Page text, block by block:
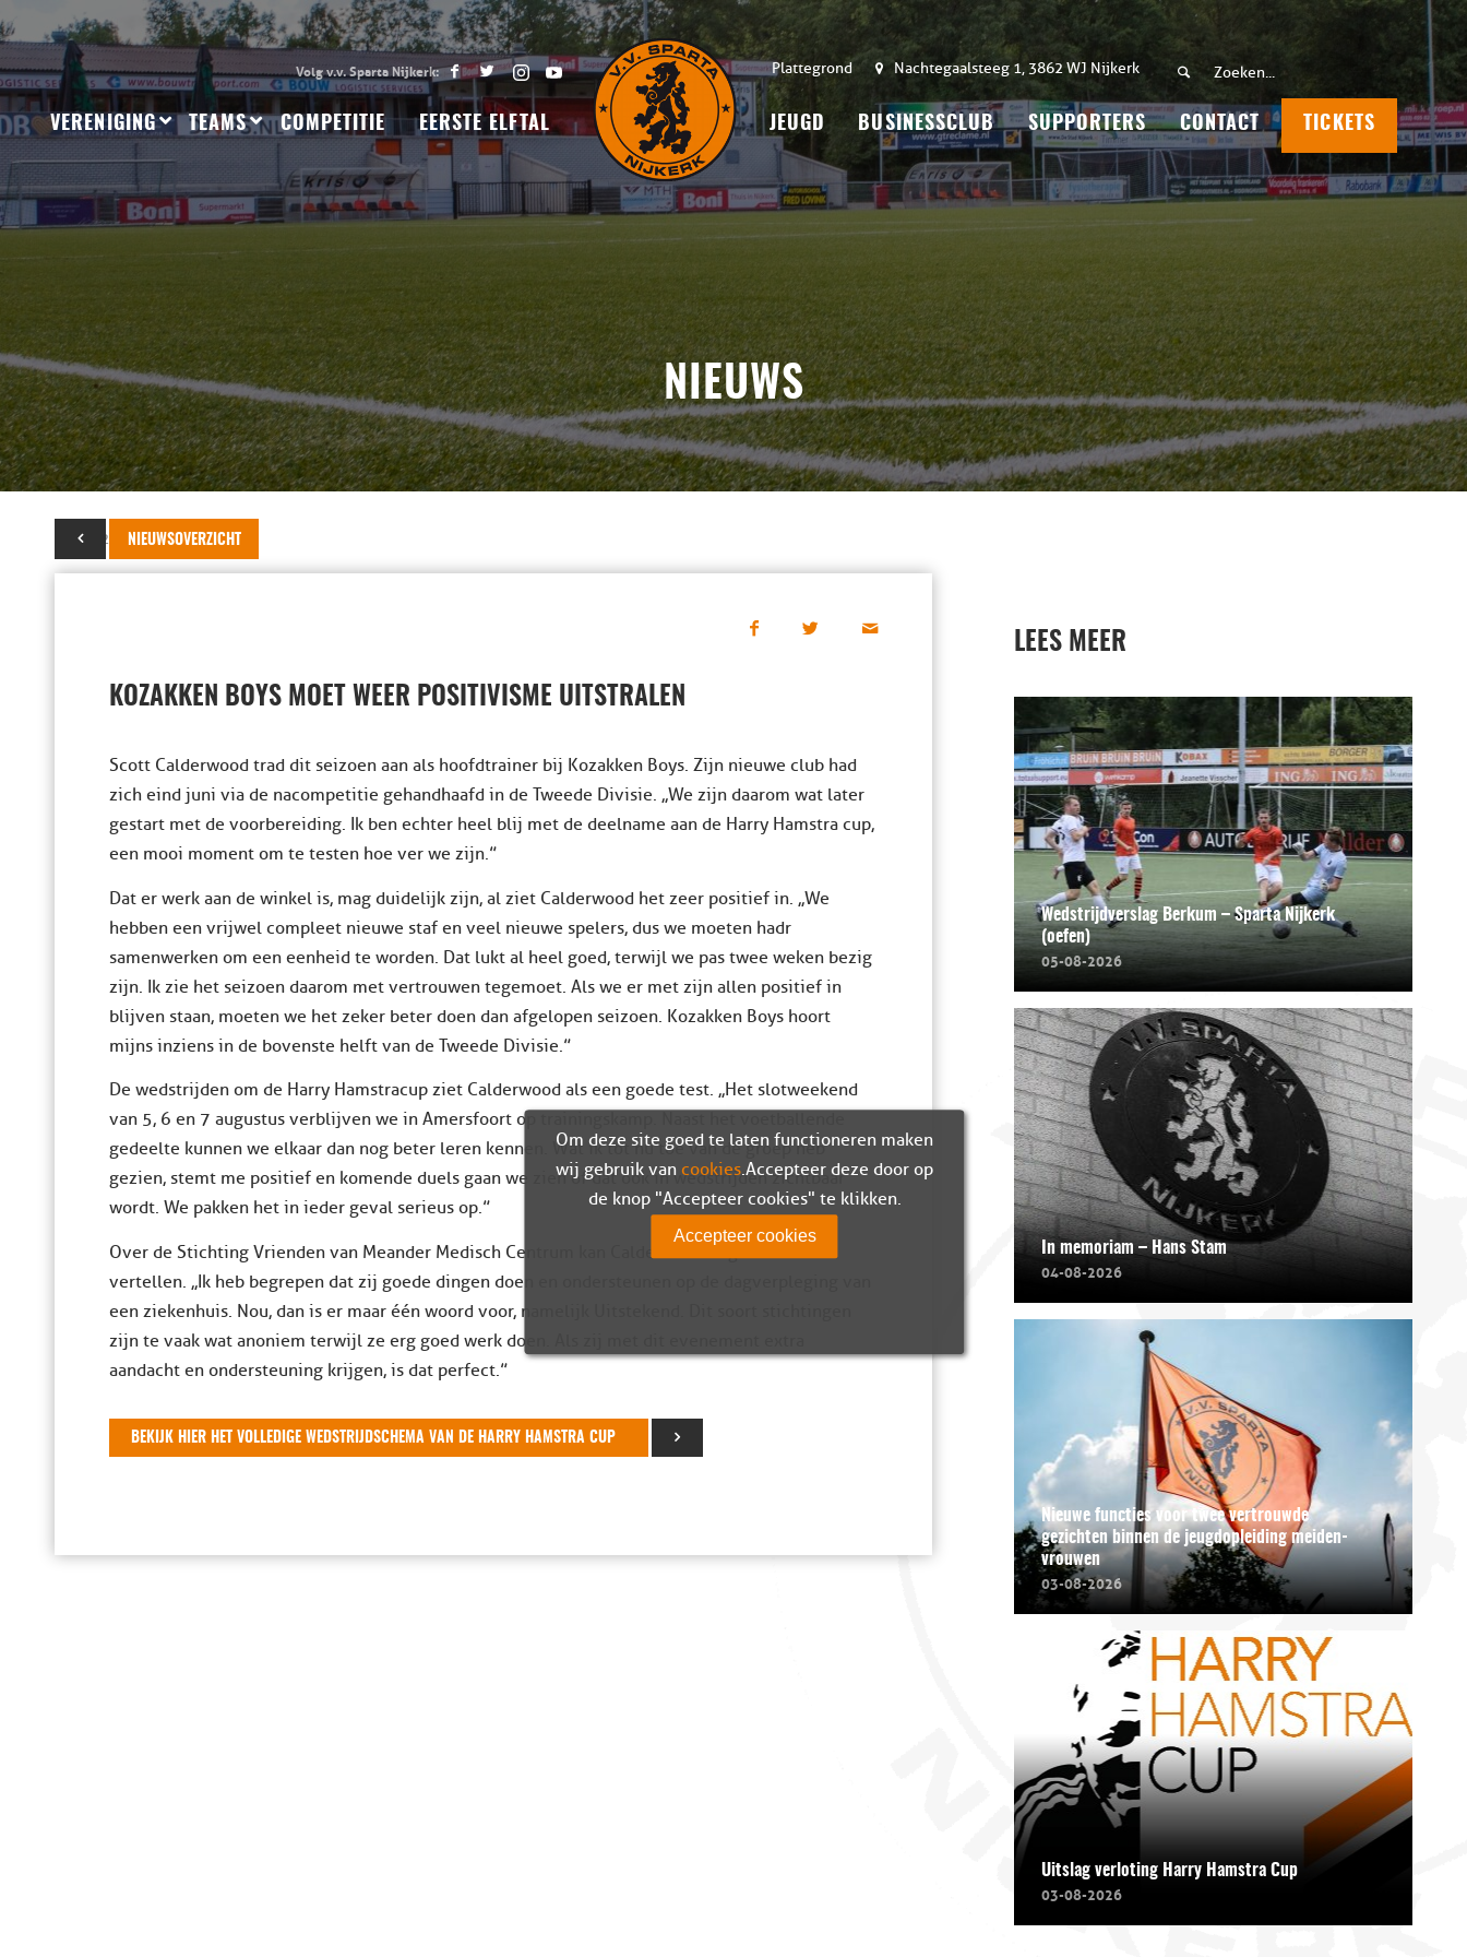
Plattegrond Nachtegaalsteeg 1, 3862 WJ Nijkerk
VERENIGING TEAMS COMPETITIE EERSTE ELFTAL JEUGD BUSINESSCLUB SUPPORTERS CONTACT TICKETS
NIEUWS
NIEUWSOVERZICHT
29 juli 2022
KOZAKKEN BOYS MOET WEER POSITIVISME UITSTRALEN
Scott Calderwood trad dit seizoen aan als hoofdtrainer bij Kozakken Boys. Zijn nieuwe club had
zich eind juni via de nacompetitie gehandhaafd in de Tweede Divisie. ,,We zijn daarom wat later
gestart met de voorbereiding. Ik ben echter heel blij met de deelname aan de Harry Hamstra cup,
een mooi moment om te testen hoe ver we zijn.”
Dat er werk aan de winkel is, mag duidelijk zijn, al ziet Calderwood het zeer positief in. ,,We
hebben een vrijwel compleet nieuwe staf en veel nieuwe spelers, dus we moeten hadr
samenwerken om een eenheid te worden. Dat lukt al heel goed, terwijl we pas twee weken bezig
zijn. Ik zie het seizoen daarom met vertrouwen tegemoet. Als we er met zijn allen positief in
blijven staan, moeten we het zeker beter doen dan afgelopen seizoen. Kozakken Boys hoort
mijns inziens in de bovenste helft van de Tweede Divisie.”
De wedstrijden om de Harry Hamstracup ziet Calderwood als een goede test. ,,Het slotweekend
van 5, 6 en 7 augustus verblijven we in Amersfoort op trainingskamp. Naast het voetballende
gedeelte kunnen we elkaar dan nog beter leren kennen. Wat ik tot nu toe van de groep heb
gezien, stemt me positief en komende duels gaan we zien of dat ook in wedstrijden zichtbaar
wordt. We pakken het in ieder geval serieus op.”
Over de Stichting Vrienden van Meander Medisch Centrum kan Calderwood nog niet veel
vertellen. ,,Ik heb begrepen dat zij goede dingen doen en ondersteunen op de dagverpleging van
een ziekenhuis. Nou, dan is er maar één woord voor, namelijk Uitstekend. Dit soort stichtingen
zijn te vaak wat anoniem terwijl ze erg goed werk doen. Als zij met dit evenement extra
aandacht en ondersteuning krijgen, is dat perfect.”
BEKIJK HIER HET VOLLEDIGE WEDSTRIJDSCHEMA VAN DE HARRY HAMSTRA CUP
LEES MEER
Wedstrijdverslag Berkum – Sparta Nijkerk
(oefen)
05-08-2026
In memoriam – Hans Stam
04-08-2026
Nieuwe functies voor twee vertrouwde
gezichten binnen de jeugdopleiding meiden-
vrouwen
03-08-2026
Uitslag verloting Harry Hamstra Cup
03-08-2026
Om deze site goed te laten functioneren maken
wij gebruik van cookies. Accepteer deze door op
de knop "Accepteer cookies" te klikken.
Accepteer cookies